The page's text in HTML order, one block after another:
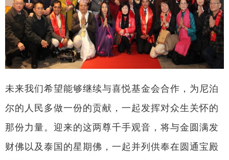
未来我们希望能够继续与喜悦基金会合作，为尼泊
尔的人民多做一份的贡献，一起发挥对众生关怀的
那份力量。迎来的这两尊千手观音，将与金圆满发
财佛以及泰国的星期佛，一起并列供奉在圆通宝殿